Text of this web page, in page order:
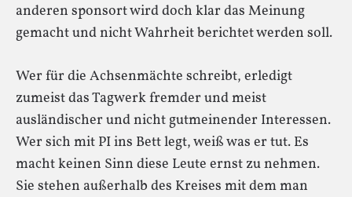
anderen sponsort wird doch klar das Meinung
gemacht und nicht Wahrheit berichtet werden soll.
Wer für die Achsenmächte schreibt, erledigt
zumeist das Tagwerk fremder und meist
ausländischer und nicht gutmeinender Interessen.
Wer sich mit PI ins Bett legt, weiß was er tut. Es
macht keinen Sinn diese Leute ernst zu nehmen.
Sie stehen außerhalb des Kreises mit dem man